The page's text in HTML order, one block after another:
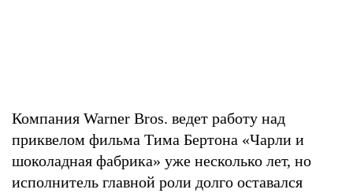
Компания Warner Bros. ведет работу над
приквелом фильма Тима Бертона «Чарли и
шоколадная фабрика» уже несколько лет, но
исполнитель главной роли долго оставался